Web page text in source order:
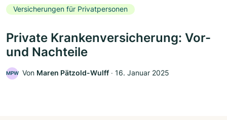
Versicherungen für Privatpersonen
Private Krankenversicherung: Vor-
und Nachteile
MPW Von Maren Pätzold-Wulff ‧ 16. Januar 2025